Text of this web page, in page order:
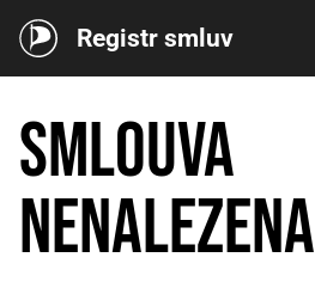
Registr smluv
Smlouva
nenalezena